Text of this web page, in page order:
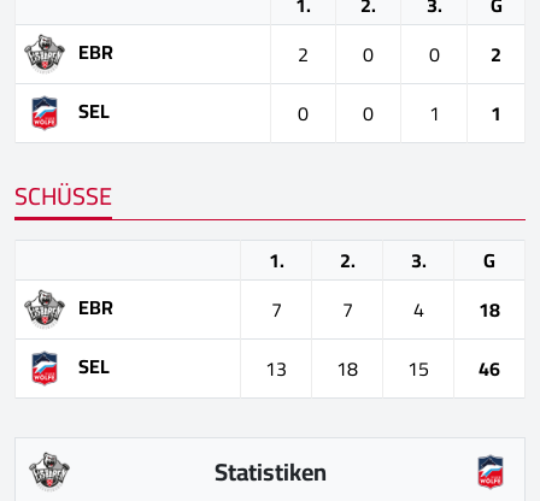
EBR
2 0 0
2
SEL
0 0 1 1
SCHÜSSE
1. 2. 3.
G
EBR
7 7 4
18
SEL
13 18 15 46
Statistiken